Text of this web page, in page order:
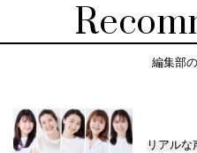
編集部
リアル